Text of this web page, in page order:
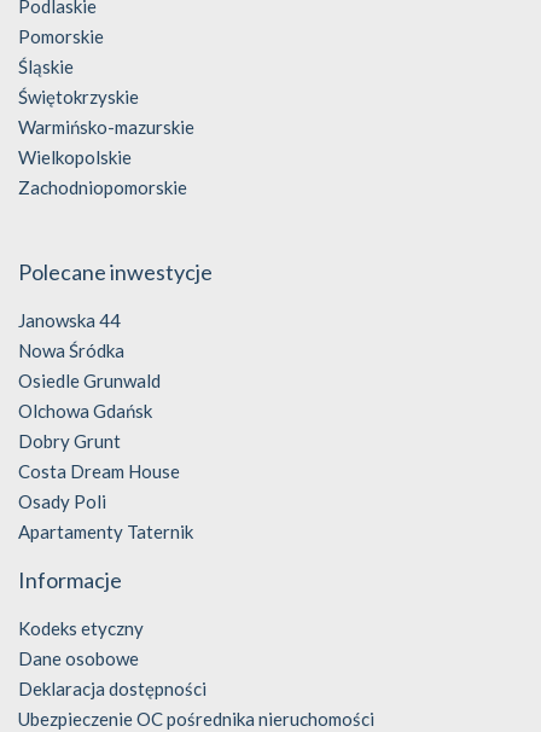
Podlaskie
Pomorskie
Śląskie
Świętokrzyskie
Warmińsko-mazurskie
Wielkopolskie
Zachodniopomorskie
Polecane inwestycje
Janowska 44
Nowa Śródka
Osiedle Grunwald
Olchowa Gdańsk
Dobry Grunt
Costa Dream House
Osady Poli
Apartamenty Taternik
Informacje
Kodeks etyczny
Dane osobowe
Deklaracja dostępności
Ubezpieczenie OC pośrednika nieruchomości